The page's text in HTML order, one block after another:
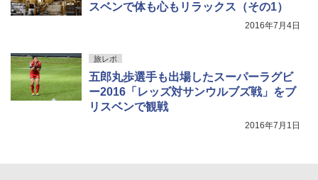
スベンで体も心もリラックス（その1）
2016年7月4日
旅レポ
五郎丸歩選手も出場したスーパーラグビ
ー2016「レッズ対サンウルブズ戦」をブ
リスベンで観戦
2016年7月1日